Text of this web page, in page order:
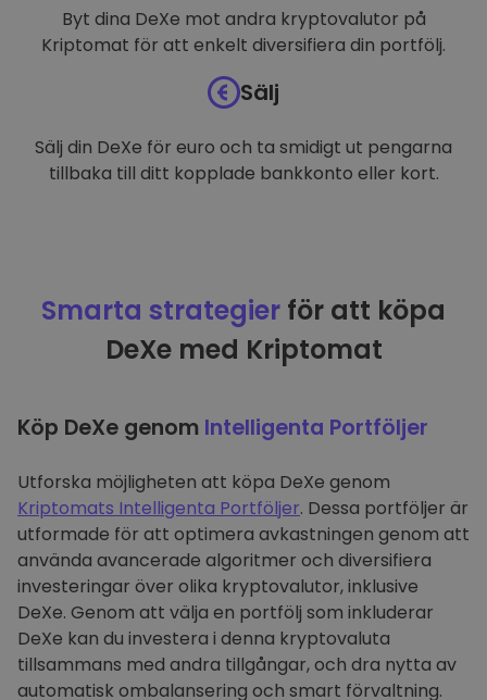
Byt dina DeXe mot andra kryptovalutor på
Kriptomat för att enkelt diversifiera din portfölj.
Sälj
Sälj din DeXe för euro och ta smidigt ut pengarna
tillbaka till ditt kopplade bankkonto eller kort.
Smarta strategier för att köpa
DeXe med Kriptomat
Köp DeXe genom Intelligenta Portföljer
Utforska möjligheten att köpa DeXe genom
Kriptomats Intelligenta Portföljer. Dessa portföljer är
utformade för att optimera avkastningen genom att
använda avancerade algoritmer och diversifiera
investeringar över olika kryptovalutor, inklusive
DeXe. Genom att välja en portfölj som inkluderar
DeXe kan du investera i denna kryptovaluta
tillsammans med andra tillgångar, och dra nytta av
automatisk ombalansering och smart förvaltning.